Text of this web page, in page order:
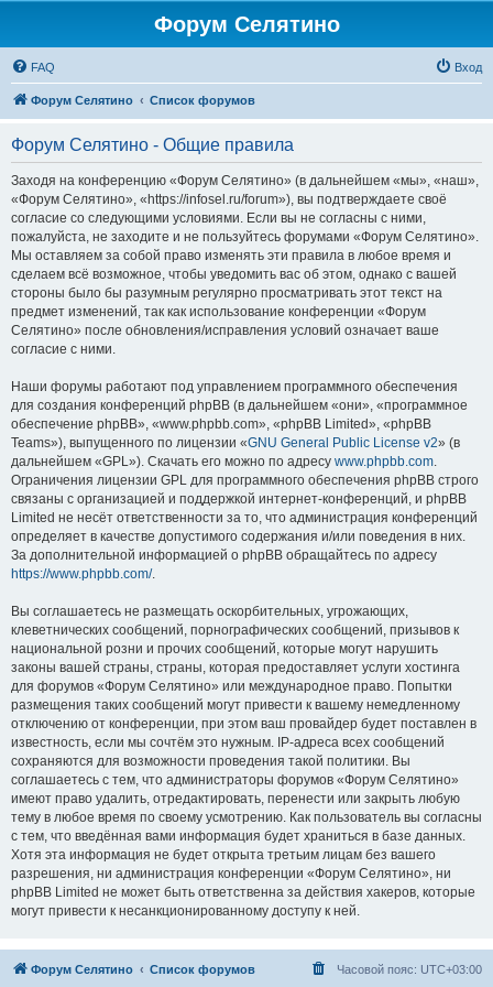
Форум Селятино
FAQ Вход
Форум Селятино Список форумов
Форум Селятино - Общие правила
Заходя на конференцию «Форум Селятино» (в дальнейшем «мы», «наш»,
«Форум Селятино», «https://infosel.ru/forum»), вы подтверждаете своё
согласие со следующими условиями. Если вы не согласны с ними,
пожалуйста, не заходите и не пользуйтесь форумами «Форум Селятино».
Мы оставляем за собой право изменять эти правила в любое время и
сделаем всё возможное, чтобы уведомить вас об этом, однако с вашей
стороны было бы разумным регулярно просматривать этот текст на
предмет изменений, так как использование конференции «Форум
Селятино» после обновления/исправления условий означает ваше
согласие с ними.
Наши форумы работают под управлением программного обеспечения
для создания конференций phpBB (в дальнейшем «они», «программное
обеспечение phpBB», «www.phpbb.com», «phpBB Limited», «phpBB
Teams»), выпущенного по лицензии «GNU General Public License v2» (в
дальнейшем «GPL»). Скачать его можно по адресу www.phpbb.com.
Ограничения лицензии GPL для программного обеспечения phpBB строго
связаны с организацией и поддержкой интернет-конференций, и phpBB
Limited не несёт ответственности за то, что администрация конференций
определяет в качестве допустимого содержания и/или поведения в них.
За дополнительной информацией о phpBB обращайтесь по адресу
https://www.phpbb.com/.
Вы соглашаетесь не размещать оскорбительных, угрожающих,
клеветнических сообщений, порнографических сообщений, призывов к
национальной розни и прочих сообщений, которые могут нарушить
законы вашей страны, страны, которая предоставляет услуги хостинга
для форумов «Форум Селятино» или международное право. Попытки
размещения таких сообщений могут привести к вашему немедленному
отключению от конференции, при этом ваш провайдер будет поставлен в
известность, если мы сочтём это нужным. IP-адреса всех сообщений
сохраняются для возможности проведения такой политики. Вы
соглашаетесь с тем, что администраторы форумов «Форум Селятино»
имеют право удалить, отредактировать, перенести или закрыть любую
тему в любое время по своему усмотрению. Как пользователь вы согласны
с тем, что введённая вами информация будет храниться в базе данных.
Хотя эта информация не будет открыта третьим лицам без вашего
разрешения, ни администрация конференции «Форум Селятино», ни
phpBB Limited не может быть ответственна за действия хакеров, которые
могут привести к несанкционированному доступу к ней.
Форум Селятино Список форумов Часовой пояс: UTC+03:00